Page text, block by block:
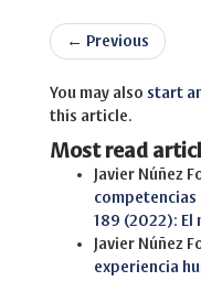
← Previous
You may also start
this article.
Most read
Javier Núñez
189 (2022):
Javier Núñez
experiencia